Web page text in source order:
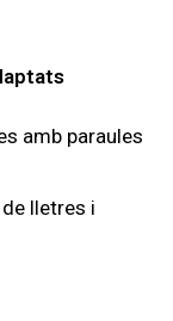
amb paraules
lletres i